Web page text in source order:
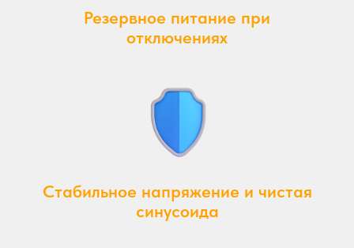
Резервное питание при
отключениях
Стабильное напряжение и чистая
синусоида